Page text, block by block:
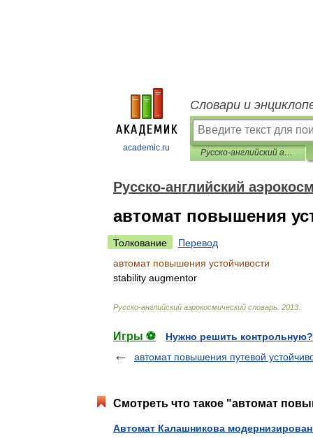
academic.ru
Словари и
Русско-английский аэрокосмический словарь
Русско-английский
автомат повышения
Толкование
Перевод
автомат повышения устойчивости
stability augmentor
Русско-английский аэрокосмический словарь 2013
Игры ⚽
Нужно решить контрольную?
автомат повышения путевой
Смотреть что такое "автомат
Автомат Калашникова